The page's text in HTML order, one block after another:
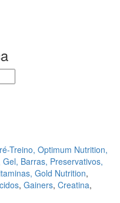
Treino, Optimum Nutrition,
Gel, Barras, Preservativos,
Gold Nutrition,
, Gainers, Creatina,